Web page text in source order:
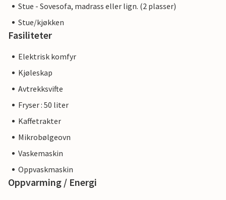
Stue - Sovesofa, madrass eller lign. (2 plasser)
Stue/kjøkken
Fasiliteter
Elektrisk komfyr
Kjøleskap
Avtrekksvifte
Fryser : 50 liter
Kaffetrakter
Mikrobølgeovn
Vaskemaskin
Oppvaskmaskin
Oppvarming / Energi